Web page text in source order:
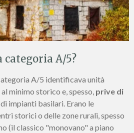
categoria A/5?
A/5 identificava unità
minimo storico e, spesso, prive di
impianti basilari. Erano le
storici o delle zone rurali, spesso
(il classico "monovano" a piano